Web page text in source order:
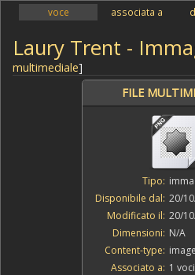
voce associata a
Laury Trent -
multimediale]
FILE
Tipo:
Disponibile dal: 20/
Modificato il: 20/
Dimensioni: N/A
Content-type:
Associato a: 1 voci